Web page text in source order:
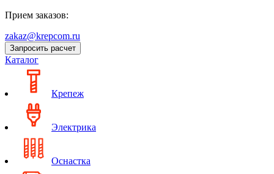
Прием заказов:
zakaz@krepcom.ru
Запросить расчет
Каталог
Крепеж
Электрика
Оснастка